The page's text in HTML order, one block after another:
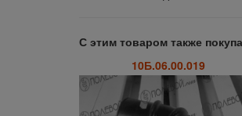
С этим товаром также
10Б.06.00.019